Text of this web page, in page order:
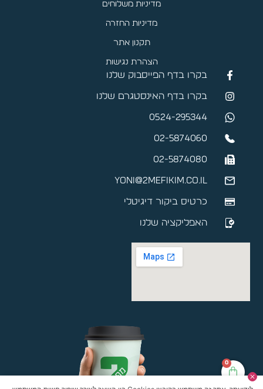
0
מדיניות משלוחים
מדיניות החזרה
תקנון אתר
הצהרת נגישות
בקרו בדף הפייסבוק שלנו
בקרו בדף האינסטגרם שלנו
0524-295344
02-5874060
02-5874080
yoni@2mefikim.co.il
כרטיס ביקור דיגיטלי
האפליקציה שלנו